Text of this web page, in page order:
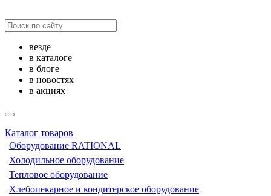
везде
в каталоге
в блоге
в новостях
в акциях
Каталог товаров
Оборудование RATIONAL
Холодильное оборудование
Тепловое оборудование
Хлебопекарное и кондитерское оборудование